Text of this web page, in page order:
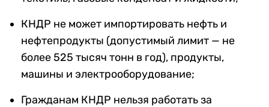
КНДР не может импортировать нефть и
нефтепродукты (допустимый лимит — не
более 525 тысяч тонн в год), продукты,
машины и электрооборудование;
Гражданам КНДР нельзя работать за